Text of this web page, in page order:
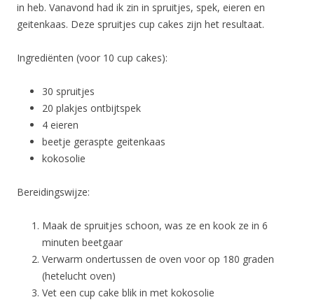
in heb. Vanavond had ik zin in spruitjes, spek, eieren en
geitenkaas. Deze spruitjes cup cakes zijn het resultaat.
Ingrediënten (voor 10 cup cakes):
30 spruitjes
20 plakjes ontbijtspek
4 eieren
beetje geraspte geitenkaas
kokosolie
Bereidingswijze:
Maak de spruitjes schoon, was ze en kook ze in 6
minuten beetgaar
Verwarm ondertussen de oven voor op 180 graden
(hetelucht oven)
Vet een cup cake blik in met kokosolie